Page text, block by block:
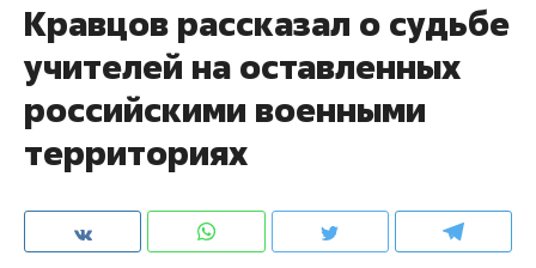
Кравцов рассказал о судьбе
учителей на оставленных
российскими военными
территориях